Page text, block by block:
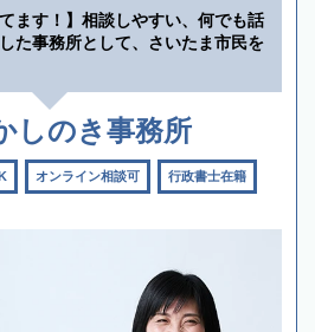
ます！】相談しやすい、何でも話
た事務所として、さいたま市民を
しのき事務所
オンライン相談可 行政書士在籍